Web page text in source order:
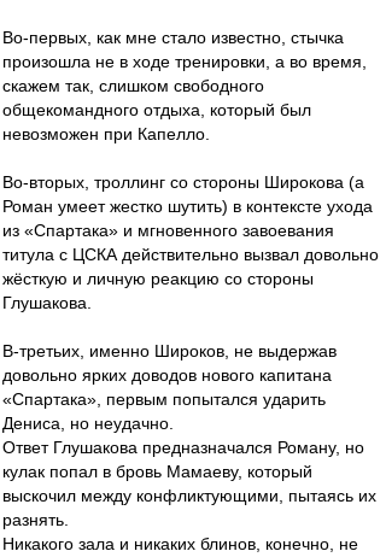
Во-первых, как мне стало известно, стычка
произошла не в ходе тренировки, а во время,
скажем так, слишком свободного
общекомандного отдыха, который был
невозможен при Капелло.
Во-вторых, троллинг со стороны Широкова (а
Роман умеет жестко шутить) в контексте ухода
из «Спартака» и мгновенного завоевания
титула с ЦСКА действительно вызвал довольно
жёсткую и личную реакцию со стороны
Глушакова.
В-третьих, именно Широков, не выдержав
довольно ярких доводов нового капитана
«Спартака», первым попытался ударить
Дениса, но неудачно.
Ответ Глушакова предназначался Роману, но
кулак попал в бровь Мамаеву, который
выскочил между конфликтующими, пытаясь их
разнять.
Никакого зала и никаких блинов, конечно, не